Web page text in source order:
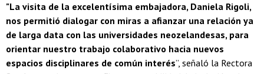
"La visita de la excelentísima embajadora, Daniela Rigoli,
nos permitió dialogar con miras a afianzar una relación ya
de larga data con las universidades neozelandesas, para
orientar nuestro trabajo colaborativo hacia nuevos
espacios disciplinares de común interés”, señaló la Rectora